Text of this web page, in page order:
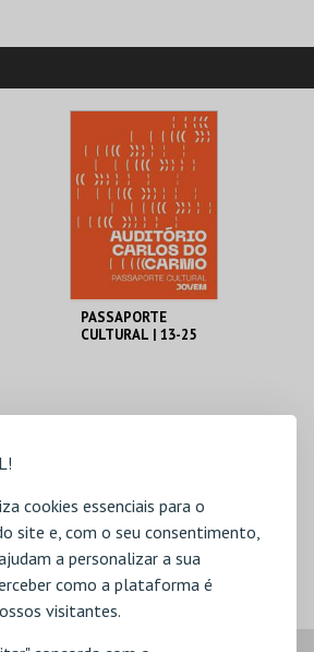
cookies essenciais para o
site e, com o seu consentimento,
a personalizar a sua
como a plataforma é
visitantes.
PASSAPORTE
CULTURAL | 13-25
COMPRAR